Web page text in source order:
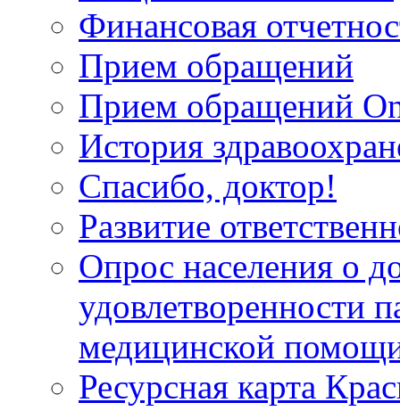
Финансовая
Прием обращений
Прием обращений
История
Спасибо, доктор!
Развитие
Опрос населения о
удовлетворенности
медицинской
Ресурсная карта